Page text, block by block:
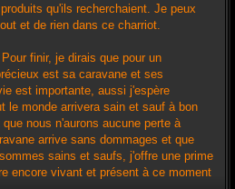
qu'ils recherchaient. Je peux
et de rien dans ce charriot.
Pour finir, je dirais que pour un
est sa caravane et ses
est importante, aussi j'espère
le monde arrivera sain et sauf à bon
nous n'aurons aucune perte à
arrive sans dommages et que
sains et saufs, j'offre une prime
encore vivant et présent à ce moment